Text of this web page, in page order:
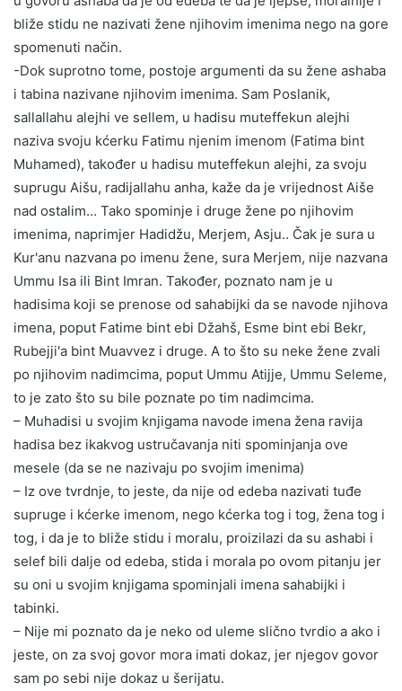
bliže stidu ne nazivati žene njihovim imenima nego na gore
spomenuti način.
-Dok suprotno tome, postoje argumenti da su žene ashaba
i tabina nazivane njihovim imenima. Sam Poslanik,
sallallahu alejhi ve sellem, u hadisu muteffekun alejhi
naziva svoju kćerku Fatimu njenim imenom (Fatima bint
Muhamed), također u hadisu muteffekun alejhi, za svoju
suprugu Aišu, radijallahu anha, kaže da je vrijednost Aiše
nad ostalim… Tako spominje i druge žene po njihovim
imenima, naprimjer Hadidžu, Merjem, Asju.. Čak je sura u
Kur'anu nazvana po imenu žene, sura Merjem, nije nazvana
Ummu Isa ili Bint Imran. Također, poznato nam je u
hadisima koji se prenose od sahabijki da se navode njihova
imena, poput Fatime bint ebi Džahš, Esme bint ebi Bekr,
Rubejji'a bint Muavvez i druge. A to što su neke žene zvali
po njihovim nadimcima, poput Ummu Atijje, Ummu Seleme,
to je zato što su bile poznate po tim nadimcima.
– Muhadisi u svojim knjigama navode imena žena ravija
hadisa bez ikakvog ustručavanja niti spominjanja ove
mesele (da se ne nazivaju po svojim imenima)
– Iz ove tvrdnje, to jeste, da nije od edeba nazivati tuđe
supruge i kćerke imenom, nego kćerka tog i tog, žena tog i
tog, i da je to bliže stidu i moralu, proizilazi da su ashabi i
selef bili dalje od edeba, stida i morala po ovom pitanju jer
su oni u svojim knjigama spominjali imena sahabijki i
tabinki.
– Nije mi poznato da je neko od uleme slično tvrdio a ako i
jeste, on za svoj govor mora imati dokaz, jer njegov govor
sam po sebi nije dokaz u šerijatu.